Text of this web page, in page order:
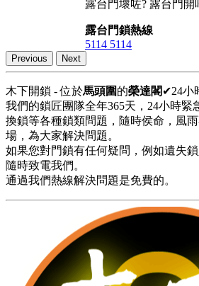
露台門壞咗? 露台門開
露台門鎖熱線
5114 5114
Previous Next
木下開鎖 - 位於馬頭圍的榮達閣 ✔24小
我們的鎖匠團隊全年365天，24小時緊
換鎖等各種鎖類問題，隨時侯命，風
場，為大家解決問題。
如果您對門鎖有任何疑問，例如遺失
隨時致電我們。
通過我們熱線解決問題是免費的。